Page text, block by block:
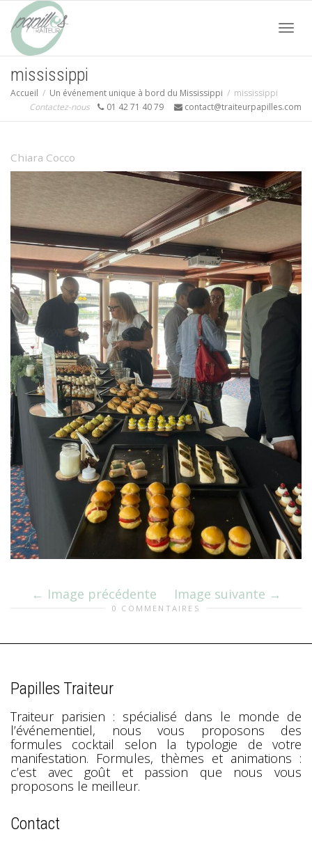
mississippi
Accueil Un événement unique à bord du Mississippi
mississippi
Contactez-nous
01 42 71 40 79 contact@traiteurpapilles.com
Chiara Cocco
Image précédente Image suivante
0 COMMENTAIRES
Papilles Traiteur
Traiteur parisien : spécialisé dans le monde de
l’événementiel, nous vous proposons des
formules cocktail selon la typologie de votre
manifestation. Formules, thèmes et animations :
c’est avec goût et passion que nous vous
proposons le meilleur.
Contact